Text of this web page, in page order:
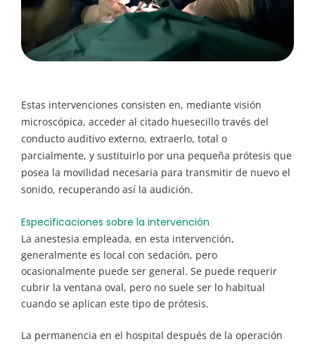
Estas intervenciones consisten en, mediante visión
microscópica, acceder al citado huesecillo través del
conducto auditivo externo, extraerlo, total o
parcialmente, y sustituirlo por una pequeña prótesis que
posea la movilidad necesaria para transmitir de nuevo el
sonido, recuperando así la audición.
Especificaciones sobre la intervención
La anestesia empleada, en esta intervención,
generalmente es local con sedación, pero
ocasionalmente puede ser general. Se puede requerir
cubrir la ventana oval, pero no suele ser lo habitual
cuando se aplican este tipo de prótesis.
La permanencia en el hospital después de la operación